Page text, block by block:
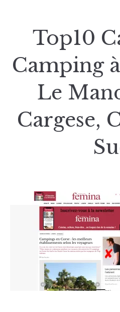
Top10
Camping
Le
Cargese,